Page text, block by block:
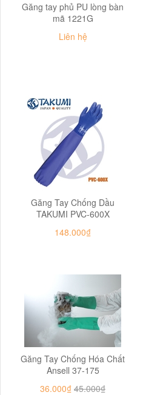
Găng tay phủ PU lòng bàn
mã 1221G
Liên hệ
Găng Tay Chống Dầu
TAKUMI PVC-600X
148.000₫
Găng Tay Chống Hóa Chất
Ansell 37-175
36.000₫ 45.000₫